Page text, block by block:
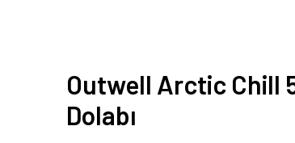
Outwell Arctic Chill
Dolabı